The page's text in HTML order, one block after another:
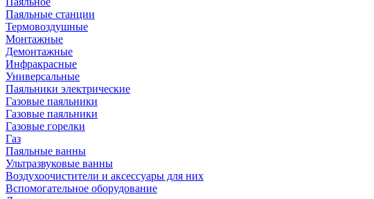
Паяльные станции
Термовоздушные
Монтажные
Демонтажные
Инфракрасные
Универсальные
Паяльники электрические
Газовые паяльники
Газовые паяльники
Газовые горелки
Газ
Паяльные ванны
Ультразвуковые ванны
Воздухоочистители и аксессуары для них
Вспомогательное оборудование